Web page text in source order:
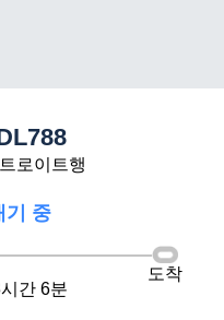
로이트행
기 중
간 6분
도착